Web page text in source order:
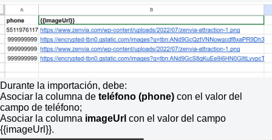
Durante la importación, debe:
Asociar la columna de teléfono (phone) con el valor del
campo de teléfono;
Asociar la columna imageUrl con el valor del campo
{{imageUrl}}.